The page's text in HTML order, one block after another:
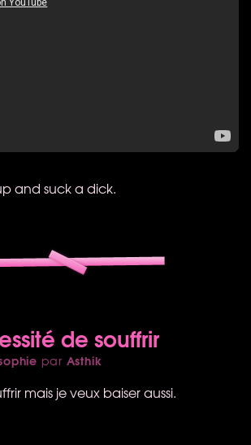
and suck a dick.
de souffrir
par Asthik
mais je veux baiser aussi.